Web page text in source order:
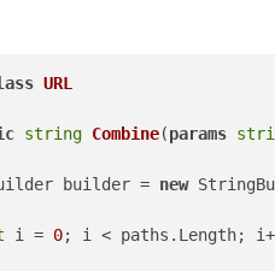
URL
string Combine(params
builder =
new
i = 0; i < paths.Length;